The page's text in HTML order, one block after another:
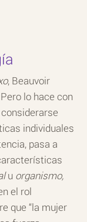
, Beauvoir
lo hace con
individuales
pasa a
u organismo,
el rol
que “la mujer